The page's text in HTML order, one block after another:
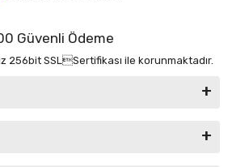
Güvenli Ödeme
256bit SSLSertifikası ile korunmaktadır.